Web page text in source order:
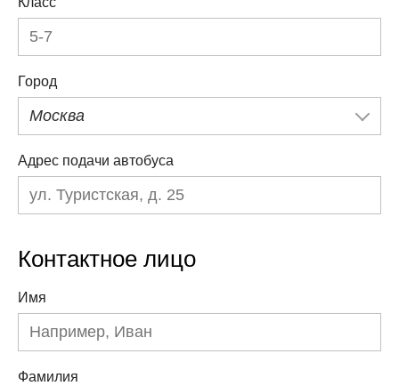
Город
Москва
Адрес подачи автобуса
Контактное лицо
Имя
Фамилия